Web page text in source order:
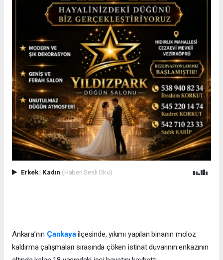
Erkek| Kadın (Haberi Sesli Oku)
Ankara’nın Çankayailçesinde, yıkımı yapılan binanın moloz
kaldırma çalışmaları sırasında çöken istinat duvarının enkazının